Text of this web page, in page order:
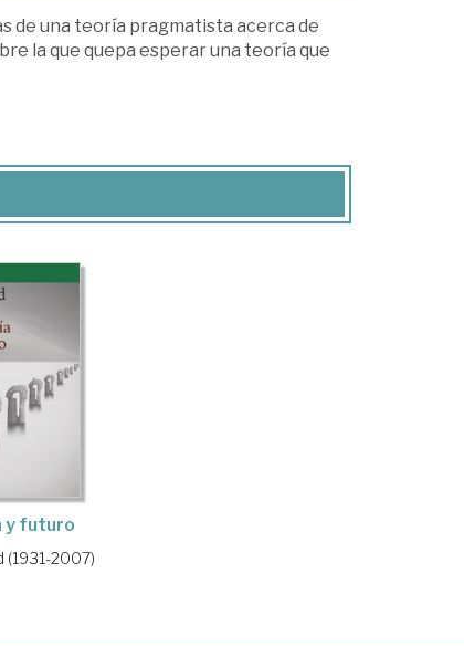
de una teoría pragmatista acerca de
la que quepa esperar una teoría que
y futuro
(1931-2007)